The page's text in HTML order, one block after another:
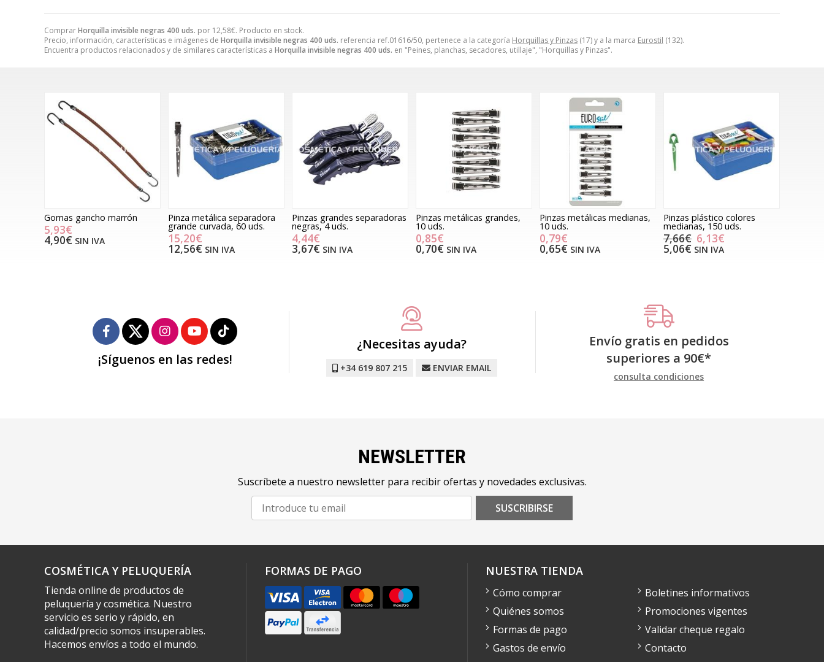
ComprarHorquilla invisible negras 400 uds. por 12,58€. Producto en stock.
Precio, información, características e imágenes de Horquilla invisible negras 400 uds. referencia ref.01616/50, pertenece a la categoría Horquillas y Pinzas (17) y a la marca Eurostil (132).
Encuentra productos relacionados y de similares características a Horquilla invisible negras 400 uds. en "Peines, planchas, secadores, utillaje", "Horquillas y Pinzas".
Gomas gancho marrón
5,93€
4,90€ SIN IVA
Pinza metálica separadora
grande curvada, 60 uds.
15,20€
12,56€ SIN IVA
Pinzas grandes separadoras
negras, 4 uds.
4,44€
3,67€ SIN IVA
Pinzas metálicas grandes,
10 uds.
0,85€
0,70€ SIN IVA
Pinzas metálicas medianas,
10 uds.
0,79€
0,65€ SIN IVA
Pinzas plástico colores
medianas, 150 uds.
7,66€ 6,13€
5,06€ SIN IVA
¡Síguenos en las redes!
¿Necesitas ayuda?
+34 619 807 215 ENVIAR EMAIL
Envío gratis en pedidos
superiores a 90€*
consulta condiciones
NEWSLETTER
Suscríbete a nuestro newsletter para recibir ofertas y novedades exclusivas.
SUSCRIBIRSE
COSMÉTICA Y PELUQUERÍA
Tienda online de productos de
peluquería y cosmética. Nuestro
servicio es serio y rápido, en
calidad/precio somos insuperables.
Hacemos envíos a todo el mundo.
FORMAS DE PAGO NUESTRA TIENDA
Cómo comprar
Quiénes somos
Formas de pago
Gastos de envío
Boletines informativos
Promociones vigentes
Validar cheque regalo
Contacto